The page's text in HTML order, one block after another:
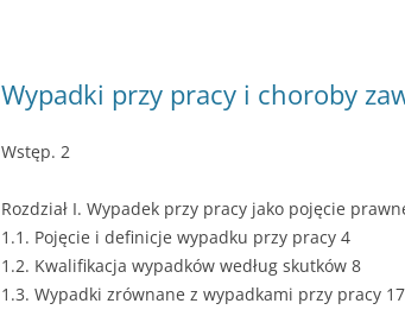
Wypadki przy pracy i choroby
Wstęp. 2
Rozdział I. Wypadek przy pracy jako pojęcie
1.1. Pojęcie i definicje wypadku przy pracy 4
1.2. Kwalifikacja wypadków według skutków 8
1.3. Wypadki zrównane z wypadkami przy pracy 17